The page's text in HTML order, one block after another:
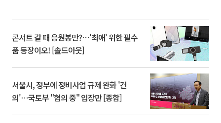
콘서트 갈 때 응원봉만?⋯'최애' 위한 필수
품 등장이오! [솔드아웃]
서울시, 정부에 정비사업 규제 완화 '건
의'⋯국토부 "협의 중" 입장만 [종합]